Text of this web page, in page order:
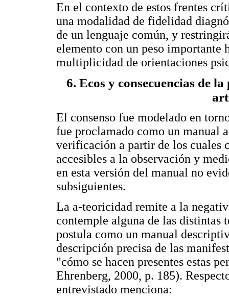
En el contexto de estos frentes
una modalidad de fidelidad
de un lenguaje común, y
elemento con un peso importante
multiplicidad de orientaciones
6. Ecos y consecuencias de
El consenso fue modelado en
fue proclamado como un manual
verificación a partir de los cuales
accesibles a la observación y
en esta versión del manual no
subsiguientes.
La a-teoricidad remite a la
contemple alguna de las distintas
postula como un manual
descripción precisa de las
"cómo se hacen presentes estas
Ehrenberg, 2000, p. 185).
entrevistado menciona: